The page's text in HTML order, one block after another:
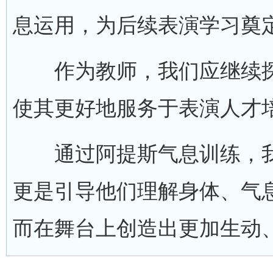
息运用，为后续表演学习奠
作为教师，我们应继续
使其更好地服务于表演人才
通过阿提斯气息训练，
更是引导他们理解身体、气
而在舞台上创造出更加生动